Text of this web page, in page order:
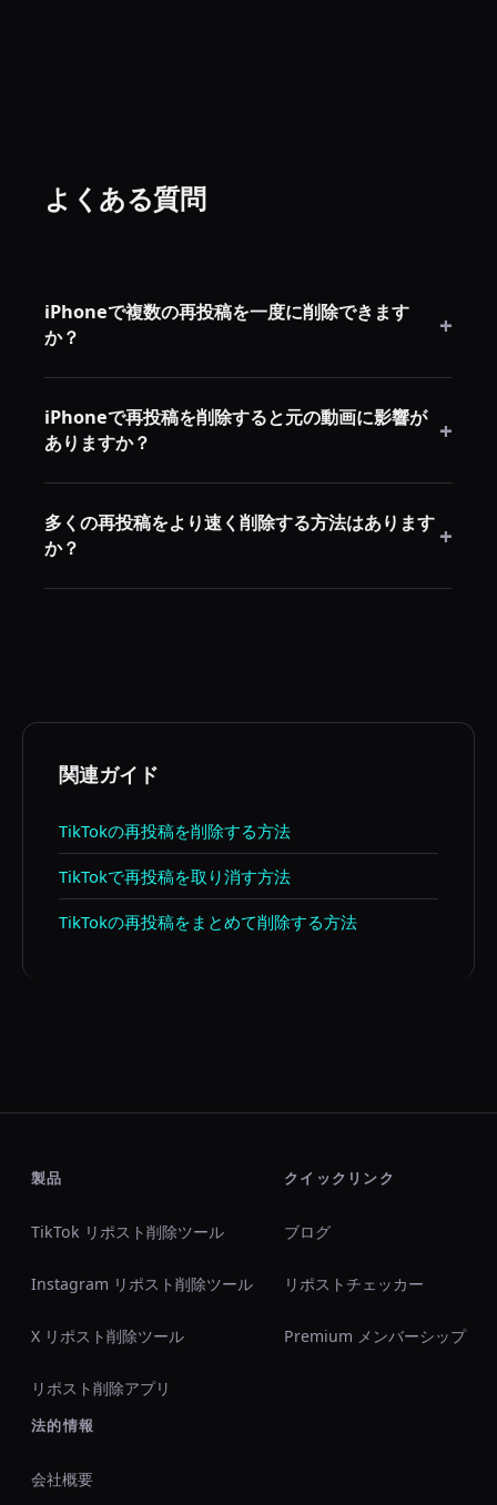
よくある質問
iPhoneで複数の再投稿を一度に削除できます
か？
+
を提供しておらず、シェアメニューから一つずつ削除
する必要があります。
iPhoneで再投稿を削除すると元の動画に影響が
ありますか？
+
れるだけで、元の動画はクリエイターのアカウントに
残ります。
多くの再投稿をより速く削除する方法はあります
か？
+
関連ガイド
TikTokの再投稿を削除する方法
TikTokで再投稿を取り消す方法
TikTokの再投稿をまとめて削除する方法
製品
TikTok リポスト削除ツール
Instagram リポスト削除ツール
X リポスト削除ツール
リポスト削除アプリ
クイックリンク
ブログ
リポストチェッカー
Premium メンバーシップ
法的情報
会社概要